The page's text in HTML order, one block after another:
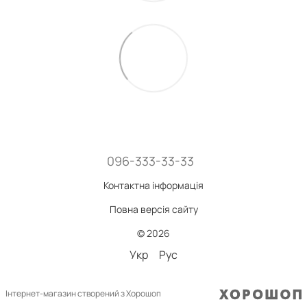
096-333-33-33
Контактна інформація
Повна версія сайту
© 2026
Укр Рус
Інтернет-магазин створений з Хорошоп